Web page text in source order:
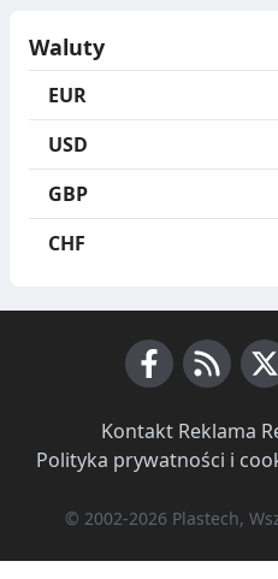
Waluty
EUR
USD
GBP
CHF
Kontakt· Reklama
Polityka prywatności i
© 2002-2026 Plastech,